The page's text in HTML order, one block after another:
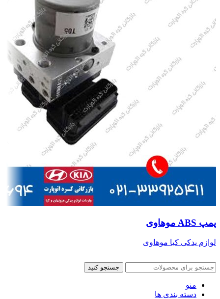
پمپ ABS موهاوی
لوازم یدکی کیا موهاوی
جستجو کنید
منو
دسته بندی ها